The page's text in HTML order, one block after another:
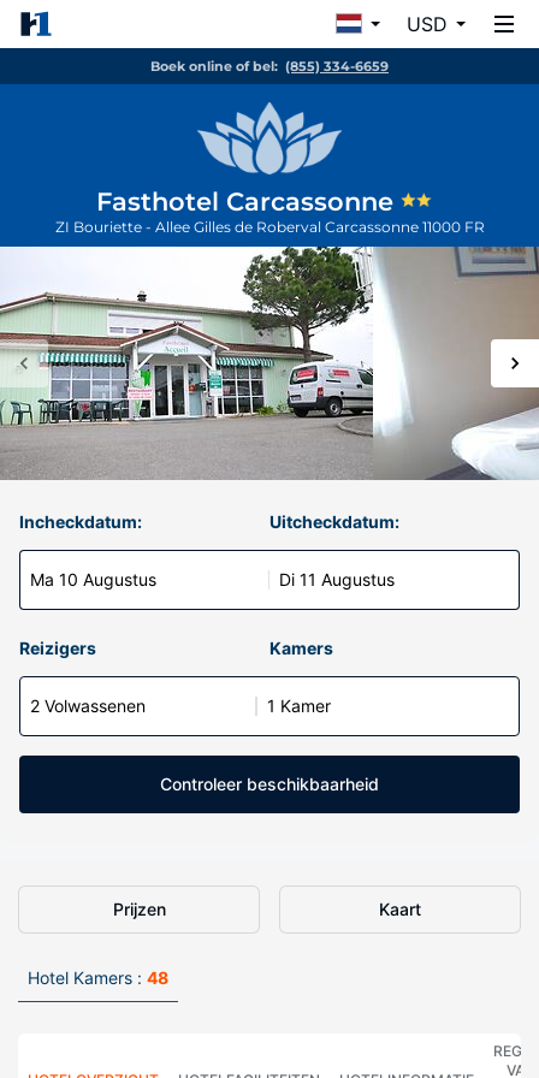
USD
Boek online of bel: (855) 334-6659
Fasthotel Carcassonne
ZI Bouriette - Allee Gilles de Roberval Carcassonne 11000 FR
Incheckdatum:
Ma 10 Augustus
Uitcheckdatum:
Di 11 Augustus
Reizigers Kamers
2 Volwassenen 1 Kamer
Controleer beschikbaarheid
Prijzen Kaart
Hotel Kamers : 48
VAN